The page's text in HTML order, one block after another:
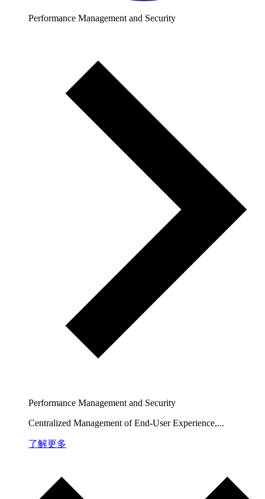
Performance Management and Security
Performance Management and Security
Centralized Management of End-User Experience,...
了解更多